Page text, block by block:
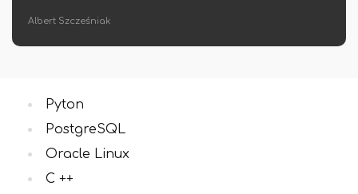
Pyton
PostgreSQL
Oracle Linux
C ++